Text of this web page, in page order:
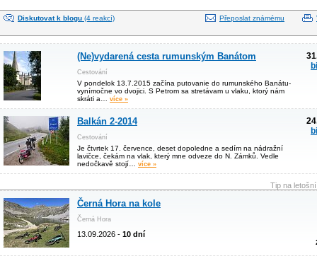
Diskutovat k blogu (4 reakcí) Přeposlat známému
(Ne)vydarená cesta rumunským Banátom
Cestování
V pondelok 13.7.2015 začína putovanie do rumunského Banátu-
vynímočne vo dvojici. S Petrom sa stretávam u vlaku, ktorý nám
skráti a… více »
Balkán 2-2014
Cestování
Je čtvrtek 17. července, deset dopoledne a sedím na nádražní
lavičce, čekám na vlak, který mne odveze do N. Zámků. Vedle
nedočkavě stojí… více »
Tip na
Černá Hora na kole
Černá Hora
13.09.2026 - 10 dní